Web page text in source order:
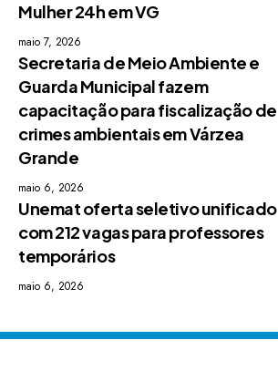
Mulher 24h em VG
maio 7, 2026
Secretaria de Meio Ambiente e
Guarda Municipal fazem
capacitação para fiscalização de
crimes ambientais em Várzea
Grande
maio 6, 2026
Unemat oferta seletivo unificado
com 212 vagas para professores
temporários
maio 6, 2026